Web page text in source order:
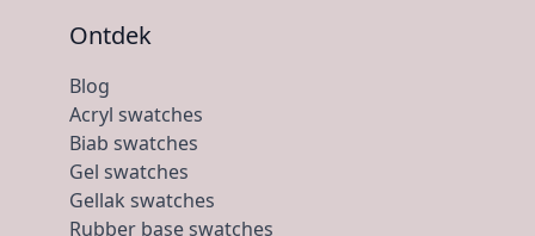
Ontdek
Blog
Acryl swatches
Biab swatches
Gel swatches
Gellak swatches
Rubber base swatches